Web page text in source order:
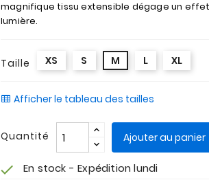
magnifique tissu extensible dégage un
lumière.
Taille XS S M L XL
Afficher le tableau des tailles
Quantité Ajouter au panier
check En stock - Expédition lundi